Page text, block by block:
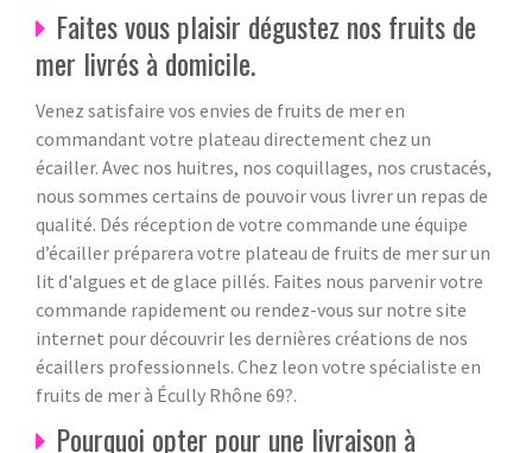
Faites vous plaisir dégustez nos fruits de
mer livrés à domicile.
Venez satisfaire vos envies de fruits de mer en
commandant votre plateau directement chez un
écailler. Avec nos huitres, nos coquillages, nos crustacés,
nous sommes certains de pouvoir vous livrer un repas de
qualité. Dés réception de votre commande une équipe
d’écailler préparera votre plateau de fruits de mer sur un
lit d'algues et de glace pillés. Faites nous parvenir votre
commande rapidement ou rendez-vous sur notre site
internet pour découvrir les dernières créations de nos
écaillers professionnels. Chez leon votre spécialiste en
fruits de mer à Écully Rhône 69?.
Pourquoi opter pour une livraison à